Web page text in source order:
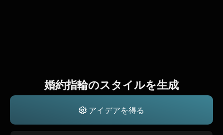
婚約指輪のスタイルを生成
アイデアを得る